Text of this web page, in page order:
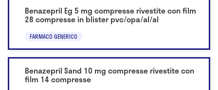
Benazepril Eg 5 mg compresse rivestite con film
28 compresse in blister pvc/opa/al/al
FARMACO GENERICO
Benazepril Sand 10 mg compresse rivestite con
film 14 compresse